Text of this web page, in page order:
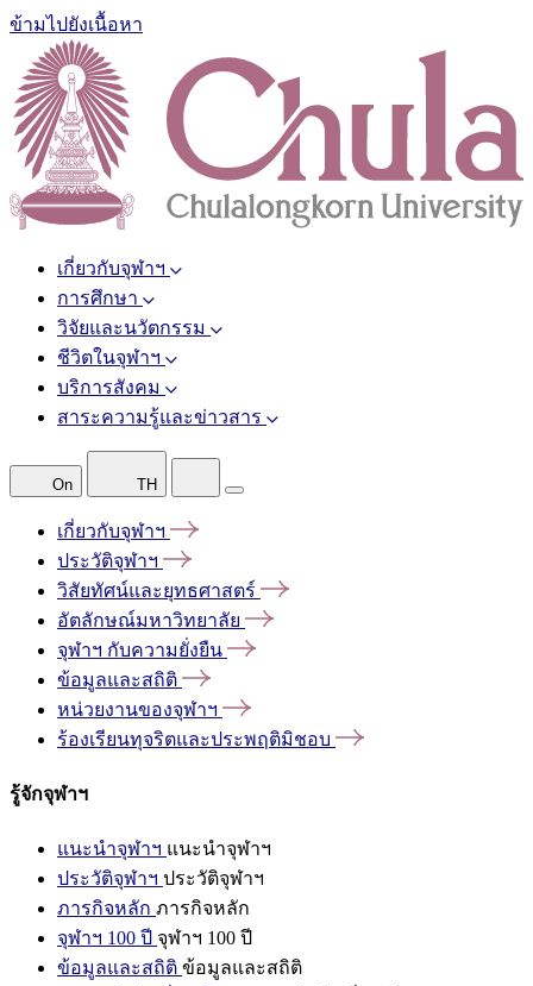
ข้ามไปยังเนื้อหา
เกี่ยวกับจุฬาฯ
การศึกษา
วิจัยและนวัตกรรม
ชีวิตในจุฬาฯ
บริการสังคม
สาระความรู้และข่าวสาร
On TH
เกี่ยวกับจุฬาฯ
ประวัติจุฬาฯ
วิสัยทัศน์และยุทธศาสตร์
อัตลักษณ์มหาวิทยาลัย
จุฬาฯ กับความยั่งยืน
ข้อมูลและสถิติ
หน่วยงานของจุฬาฯ
ร้องเรียนทุจริตและประพฤติมิชอบ
รู้จักจุฬาฯ
แนะนำจุฬาฯ แนะนำจุฬาฯ
ประวัติจุฬาฯ ประวัติจุฬาฯ
ภารกิจหลัก ภารกิจหลัก
จุฬาฯ 100 ปี จุฬาฯ 100 ปี
ข้อมูลและสถิติ ข้อมูลและสถิติ